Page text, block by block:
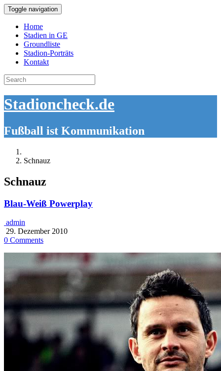
Toggle navigation
Home
Stadien in GE
Groundliste
Stadion-Porträts
Kontakt
Search
for:
Stadioncheck.de
Fußball ist Kommunikation
Schnauz
Schnauz
Blau-Weiß Powerplay
admin
29. Dezember 2010
0 Comments